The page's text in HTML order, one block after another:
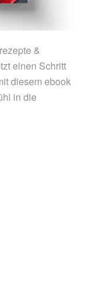
&
einen Schritt
diesem ebook
in die